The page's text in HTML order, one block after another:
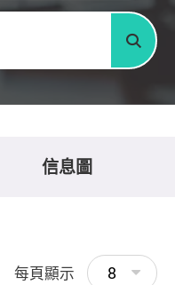
搜尋
信息圖
每頁顯示 8